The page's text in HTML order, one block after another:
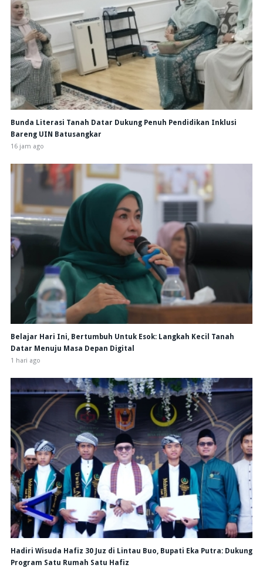
Bunda Literasi Tanah Datar Dukung Penuh Pendidikan Inklusi
Bareng UIN Batusangkar
16 jam ago
Belajar Hari Ini, Bertumbuh Untuk Esok: Langkah Kecil Tanah
Datar Menuju Masa Depan Digital
1 hari ago
Hadiri Wisuda Hafiz 30 Juz di Lintau Buo, Bupati Eka Putra: Dukung
Program Satu Rumah Satu Hafiz